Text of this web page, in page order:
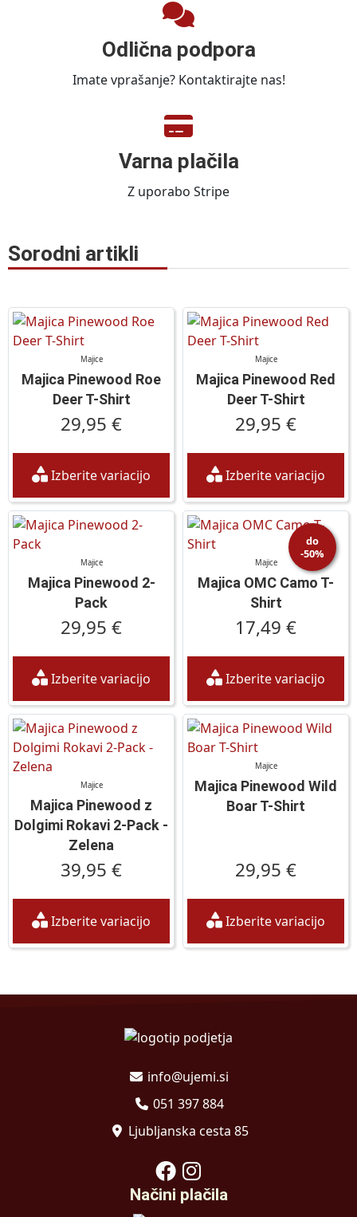
Odlična podpora
Imate vprašanje? Kontaktirajte nas!
Varna plačila
Z uporabo Stripe
Sorodni artikli
Majice
Majica Pinewood Roe
Deer T-Shirt
29,95 €
Izberite variacijo
Majice
Majica Pinewood Red
Deer T-Shirt
29,95 €
Izberite variacijo
Majice
Majica Pinewood 2-
Pack
29,95 €
Izberite variacijo
do
-50%
Majice
Majica OMC Camo T-
Shirt
17,49 €
Izberite variacijo
Majice
Majica Pinewood z
Dolgimi Rokavi 2-Pack -
Zelena
39,95 €
Izberite variacijo
Majice
Majica Pinewood Wild
Boar T-Shirt
29,95 €
Izberite variacijo
info@ujemi.si
051 397 884
Ljubljanska cesta 85
Načini plačila